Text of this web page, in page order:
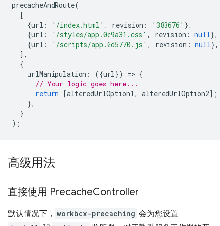
precacheAndRoute(
[
{url : '/index.html' , revision : '383676' },
{url : '/styles/app.0c9a31.css' , revision : null},
{url : '/scripts/app.0d5770.js' , revision : null},
],
{
urlManipulation : ({url}) => {
// Your logic goes here...
return [alteredUrlOption1 , alteredUrlOption2];
},
}
);
高级用法
直接使用 PrecacheController
默认情况下， workbox-precaching 会为您设置